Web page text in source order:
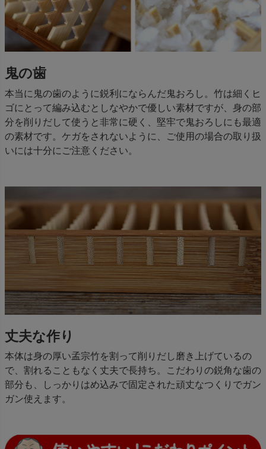
鬼の歯
本当に鬼の歯のように鋭利にならんだ鬼おろし。竹は細くヒ
ゴにとって編み込むとしなやかで優しい素材ですが、身の部
分を削りだして使うと非常に硬く、堅牢で鬼おろしにも最適
の素材です。ケガをされないように、ご使用の場合の取り扱
いには十分にご注意ください。
丈夫な作り
本体は身の厚い孟宗竹を割って削りだし磨き上げているの
で、割れることもなく丈夫で長持ち。こだわりの鋭角な歯の
部分も、しっかりはめ込みで固定された頑丈なつくりでガン
ガン使えます。